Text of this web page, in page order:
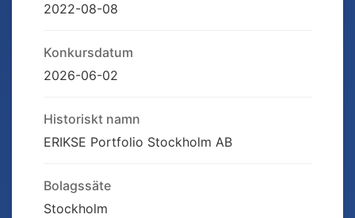
2022-08-08
Konkursdatum
2026-06-02
Historiskt namn
ERIKSE Portfolio Stockholm AB
Bolagssäte
Stockholm